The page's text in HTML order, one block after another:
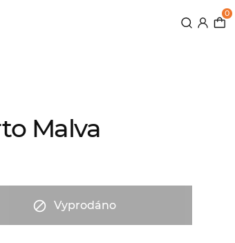
0
Malva
 Vyprodáno